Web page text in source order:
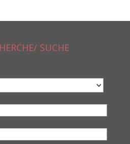
SUCHE